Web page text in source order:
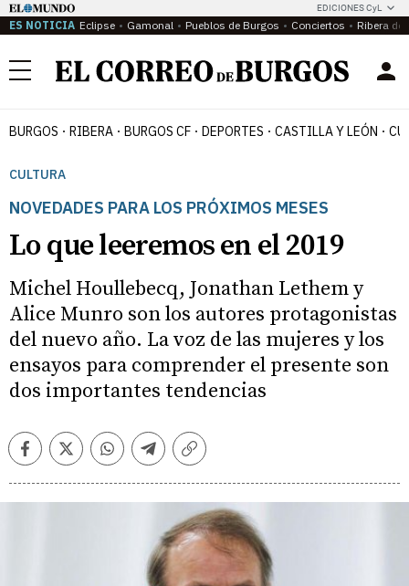
EDICIONES CyL
ES NOTICIA Eclipse Gamonal Pueblos de Burgos Conciertos Ribera del
Menú
BURGOS RIBERA BURGOS CF DEPORTES CASTILLA Y LEÓN
CULTURA
NOVEDADES PARA LOS PRÓXIMOS MESES
Lo que leeremos en el 2019
Michel Houllebecq, Jonathan Lethem y
Alice Munro son los autores protagonistas
del nuevo año. La voz de las mujeres y los
ensayos para comprender el presente son
dos importantes tendencias
FacebookTwitterWhatsappTelegramCopiar